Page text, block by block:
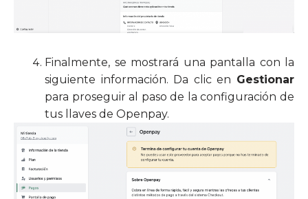
Finalmente, se mostrará una pantalla con la
siguiente información. Da clic en Gestionar
para proseguir al paso de la configuración de
tus llaves de Openpay.